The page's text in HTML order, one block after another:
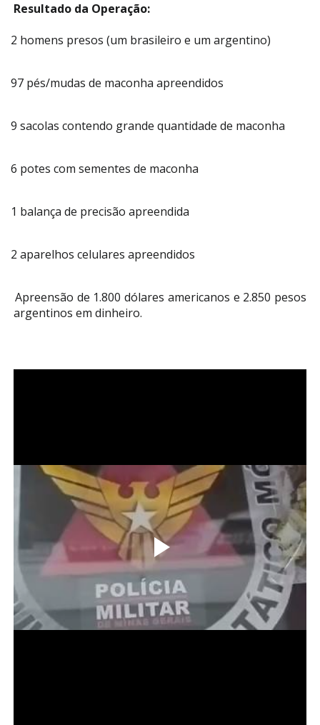
Resultado da Operação:
2 homens presos (um brasileiro e um argentino)
97 pés/mudas de maconha apreendidos
9 sacolas contendo grande quantidade de maconha
6 potes com sementes de maconha
1 balança de precisão apreendida
2 aparelhos celulares apreendidos
Apreensão de 1.800 dólares americanos e 2.850 pesos
argentinos em dinheiro.